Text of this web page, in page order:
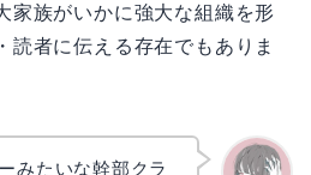
家族がいかに強大な組織を形
読者に伝える存在でもありま
みたいな幹部クラ